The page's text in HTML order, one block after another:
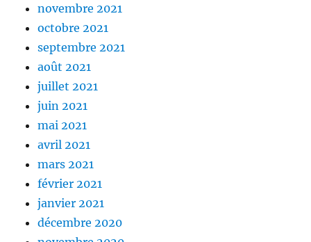
novembre 2021
octobre 2021
septembre 2021
août 2021
juillet 2021
juin 2021
mai 2021
avril 2021
mars 2021
février 2021
janvier 2021
décembre 2020